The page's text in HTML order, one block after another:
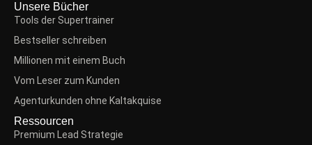
Unsere Bücher
Tools der Supertrainer
Bestseller schreiben
Millionen mit einem Buch
Vom Leser zum Kunden
Agenturkunden ohne Kaltakquise
Ressourcen
Premium Lead Strategie